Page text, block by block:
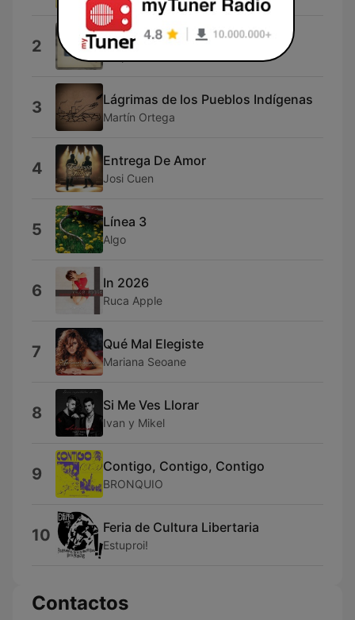
2 Derechos De Autor
3 Lágrimas de los Pueblos Indígenas
Martín Ortega
4 Entrega De Amor
Josi Cuen
5 Línea 3
Algo
6 In 2026
Ruca Apple
7 Qué Mal Elegiste
Mariana Seoane
8 Si Me Ves Llorar
Ivan y Mikel
9 Contigo, Contigo, Contigo
BRONQUIO
10 Feria de Cultura Libertaria
Estuproi!
Contactos